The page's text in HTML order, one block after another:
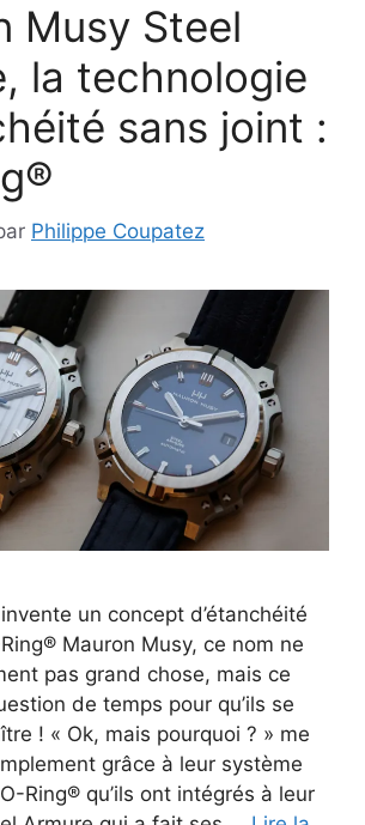
Musy Steel
la technologie
sans joint :
Philippe Coupatez
un concept d’étanchéité
Mauron Musy, ce nom ne
pas grand chose, mais ce
de temps pour qu’ils se
! « Ok, mais pourquoi ? » me
grâce à leur système
Ring® qu’ils ont intégrés à leur